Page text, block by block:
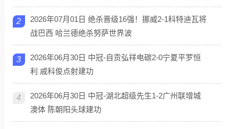
2
2026年07月01日 绝杀晋级16强！挪威2-1科特迪瓦将
战巴西 哈兰德绝杀努萨世界波
3
2026年06月30日 中冠-自贡弘祥电碳2-0宁夏平罗恒
利 戚科俊点射建功
4
2026年06月30日 中冠-湖北超级先生1-2广州联增城
澳体 陈朝阳头球建功